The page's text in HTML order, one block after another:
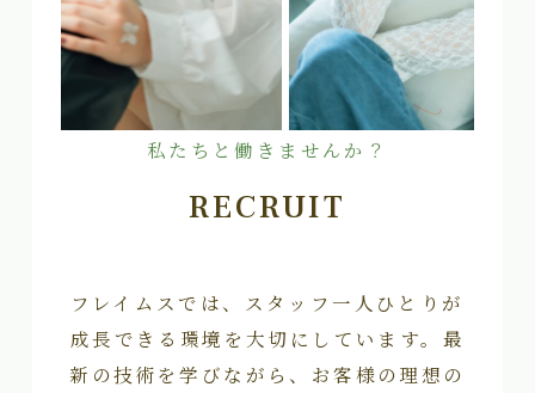
私たちと働きませんか？
RECRUIT
フレイムスでは、スタッフ一人ひとりが
成長できる環境を大切にしています。最
新の技術を学びながら、お客様の理想の